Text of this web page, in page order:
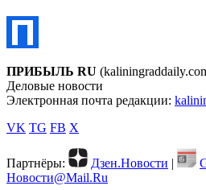
ПРИБЫЛЬ RU
Деловые новости
Электронная почта редакции:
VK TG FB X
Партнёры: Дзен.Новости |
Новости@Mail.Ru